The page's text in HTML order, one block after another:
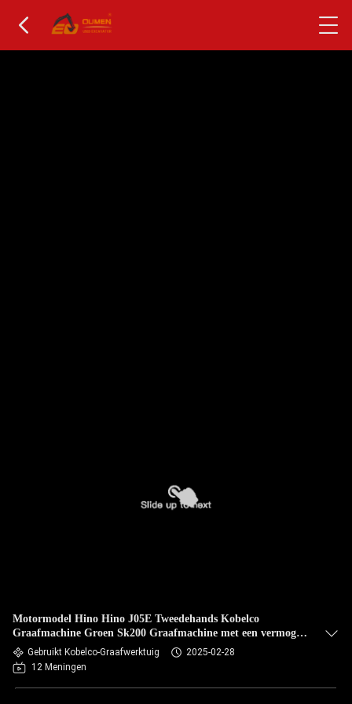
Motormodel Hino Hino J05E Tweedehands Kobelco
Graafmachine Groen Sk200 Graafmachine met een vermogen
van 114kw
Gebruikt Kobelco-Graafwerktuig
2025-02-28
12 Meningen